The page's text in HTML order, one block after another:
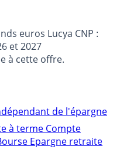
euros Lucya CNP :
et 2027
à cette offre.
de l'épargne
à terme Compte
Epargne retraite